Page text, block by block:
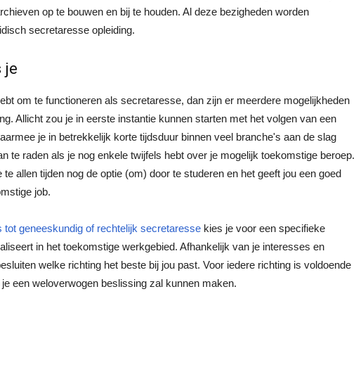
op te bouwen en bij te houden. Al deze bezigheden worden
secretaresse opleiding.
je
om te functioneren als secretaresse, dan zijn er meerdere mogelijkheden
Allicht zou je in eerste instantie kunnen starten met het volgen van een
je in betrekkelijk korte tijdsduur binnen veel branche's aan de slag
te raden als je nog enkele twijfels hebt over je mogelijk toekomstige beroep.
allen tijden nog de optie (om) door te studeren en het geeft jou een goed
job.
tot geneeskundig of rechtelijk secretaresse kies je voor een specifieke
in het toekomstige werkgebied. Afhankelijk van je interesses en
welke richting het beste bij jou past. Voor iedere richting is voldoende
een weloverwogen beslissing zal kunnen maken.